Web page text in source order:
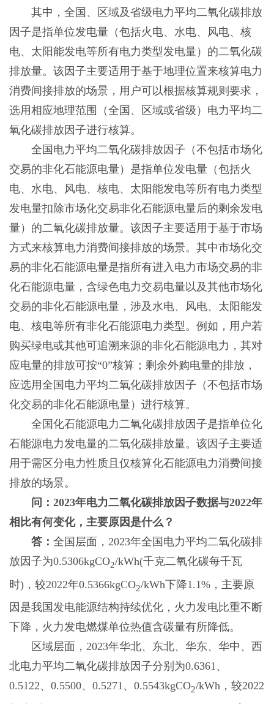
其中，全国、区域及省级电力平均二氧化碳排放
因子是指单位发电量（包括火电、水电、风电、核
电、太阳能发电等所有电力类型发电量）的二氧化碳
排放量。该因子主要适用于基于地理位置来核算电力
消费间接排放的场景，用户可以根据核算规则要求，
选用相应地理范围（全国、区域或省级）电力平均二
氧化碳排放因子进行核算。
全国电力平均二氧化碳排放因子（不包括市场化
交易的非化石能源电量）是指单位发电量（包括火
电、水电、风电、核电、太阳能发电等所有电力类型
发电量扣除市场化交易非化石能源电量后的剩余发电
量）的二氧化碳排放量。该因子主要适用于基于市场
方式来核算电力消费间接排放的场景。其中市场化交
易的非化石能源电量是指所有进入电力市场交易的非
化石能源电量，含绿色电力交易电量以及其他市场化
交易的非化石能源电量，涉及水电、风电、太阳能发
电、核电等所有非化石能源电力类型。例如，用户若
购买绿电或其他可追溯来源的非化石能源电力，其对
应电量的排放可按“0”核算；剩余外购电量的排放，
应选用全国电力平均二氧化碳排放因子（不包括市场
化交易的非化石能源电量）进行核算。
全国化石能源电力二氧化碳排放因子是指单位化
石能源电力发电量的二氧化碳排放量。该因子主要适
用于需区分电力性质且仅核算化石能源电力消费间接
排放的场景。
问：2023年电力二氧化碳排放因子数据与2022年
相比有何变化，主要原因是什么？
答： 全国层面，2023年全国电力平均二氧化碳排
放因子为0.5306kgCO2/kWh(千克二氧化碳每千瓦
时)，较2022年0.5366kgCO2/kWh下降1.1%，主要原
因是我国发电能源结构持续优化，火力发电比重不断
下降，火力发电燃煤单位热值含碳量有所降低。
区域层面，2023年华北、东北、华东、华中、西
北电力平均二氧化碳排放因子分别为0.6361、
0.5122、0.5500、0.5271、0.5543kgCO2/kWh，较2022